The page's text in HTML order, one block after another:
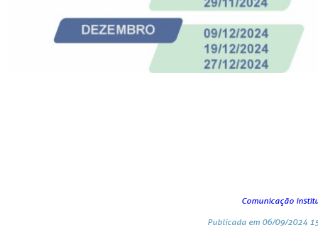
Comunicação
Publicada em 06/09/2024